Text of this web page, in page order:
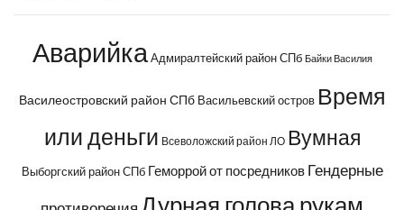
Аварийка Адмиралтейский район СПб Байки Василия
Василеостровский район СПб Васильевский остров Время
или деньги Всеволожский район ЛО Вумная
Выборгский район СПб Геморрой от посредников Гендерные